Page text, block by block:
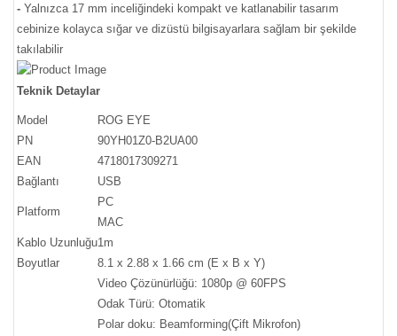
- Yalnızca 17 mm inceliğindeki kompakt ve katlanabilir tasarım
cebinize kolayca sığar ve dizüstü bilgisayarlara sağlam bir şekilde
takılabilir
Teknik Detaylar
Model
ROG EYE
PN
90YH01Z0-B2UA00
EAN
4718017309271
Bağlantı
USB
Platform
PC
MAC
Kablo Uzunluğu1m
Boyutlar
8.1 x 2.88 x 1.66 cm (E x B x Y)
Video Çözünürlüğü: 1080p @ 60FPS
Odak Türü: Otomatik
Polar doku: Beamforming(Çift Mikrofon)